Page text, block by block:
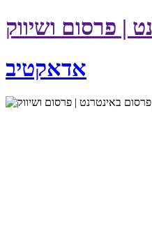
| פרסום ושיווק
אדאקטיב